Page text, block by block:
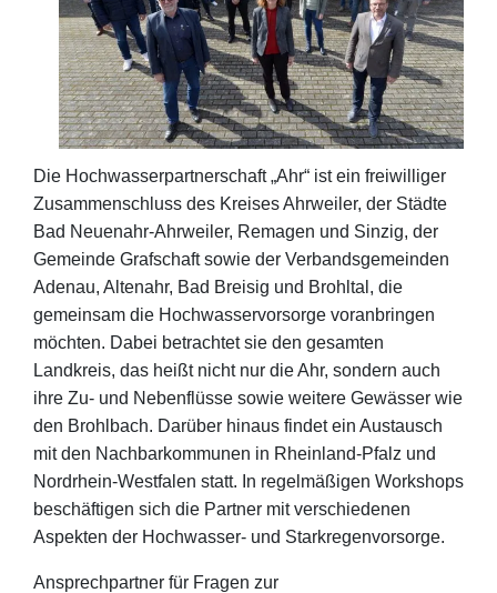
Die Hochwasserpartnerschaft „Ahr“ ist ein freiwilliger
Zusammenschluss des Kreises Ahrweiler, der Städte
Bad Neuenahr-Ahrweiler, Remagen und Sinzig, der
Gemeinde Grafschaft sowie der Verbandsgemeinden
Adenau, Altenahr, Bad Breisig und Brohltal, die
gemeinsam die Hochwasservorsorge voranbringen
möchten. Dabei betrachtet sie den gesamten
Landkreis, das heißt nicht nur die Ahr, sondern auch
ihre Zu- und Nebenflüsse sowie weitere Gewässer wie
den Brohlbach. Darüber hinaus findet ein Austausch
mit den Nachbarkommunen in Rheinland-Pfalz und
Nordrhein-Westfalen statt. In regelmäßigen Workshops
beschäftigen sich die Partner mit verschiedenen
Aspekten der Hochwasser- und Starkregenvorsorge.
Ansprechpartner für Fragen zur